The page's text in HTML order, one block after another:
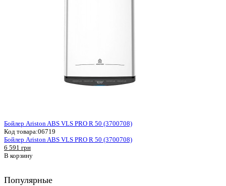
Бойлер Ariston ABS VLS PRO R 50 (3700708)
Код товара:06719
Бойлер Ariston ABS VLS PRO R 50 (3700708)
6 591 грн
В корзину
Популярные